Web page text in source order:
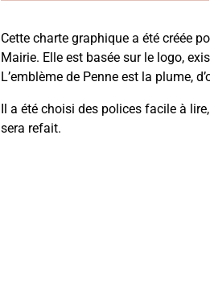
Cette charte graphique a été créée
Mairie. Elle est basée sur le logo,
L’emblème de Penne est la plume,
Il a été choisi des polices facile à
sera refait.